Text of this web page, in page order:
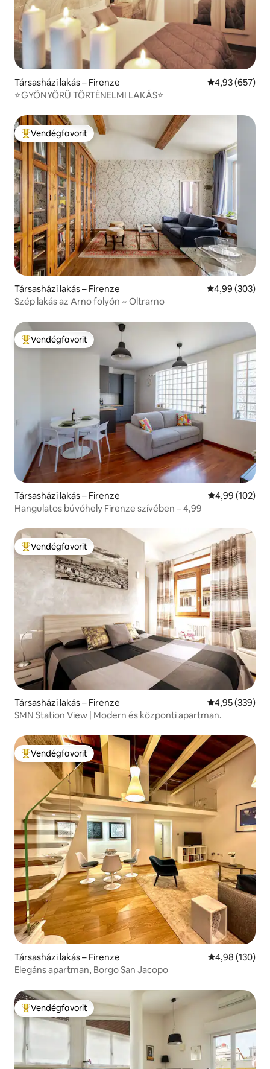
Társasházi lakás – Firenze Átlagos
4,93 (657)
⭐️GYÖNYÖRŰ TÖRTÉNELMI LAKÁS⭐️
Kiemelt vendégfavorit
Vendégfavorit
Társasházi lakás – Firenze Átlagos
4,99 (303)
Szép lakás az Arno folyón ~ Oltrarno
Kiemelt vendégfavorit
Vendégfavorit
Társasházi lakás – Firenze Átlagos
4,99 (102)
Hangulatos búvóhely Firenze szívében – 4,99
Kiemelt vendégfavorit
Vendégfavorit
Társasházi lakás – Firenze Átlagos
4,95 (339)
SMN Station View | Modern és központi apartman.
Kiemelt vendégfavorit
Vendégfavorit
Társasházi lakás – Firenze Átlagos
4,98 (130)
Elegáns apartman, Borgo San Jacopo
Kiemelt vendégfavorit
Vendégfavorit